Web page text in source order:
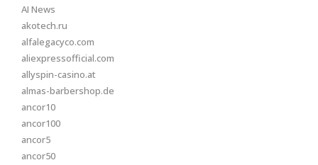
AI News
akotech.ru
alfalegacyco.com
aliexpressofficial.com
allyspin-casino.at
almas-barbershop.de
ancor10
ancor100
ancor5
ancor50